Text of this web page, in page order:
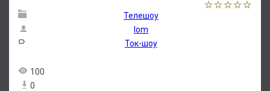
Телешоу
lom
Ток-шоу
100
0